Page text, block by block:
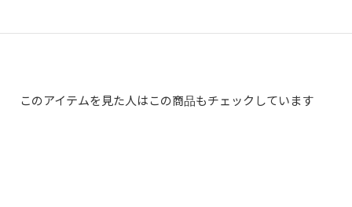
このアイテムを見た人はこの商品もチェックしています